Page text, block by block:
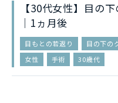
【30代女性】目の
｜1ヵ月後
目もとの若返り
目の下の
女性
手術 30歳代